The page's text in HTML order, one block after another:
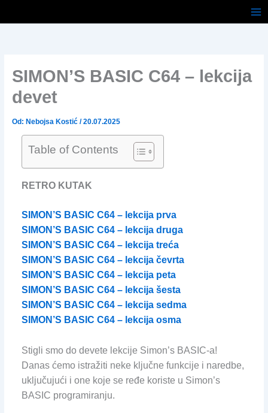
SIMON’S BASIC C64 – lekcija
devet
Od: Nebojsa Kostić /20.07.2025
Table of Contents
RETRO KUTAK
SIMON’S BASIC C64 – lekcija prva
SIMON’S BASIC C64 – lekcija druga
SIMON’S BASIC C64 – lekcija treća
SIMON’S BASIC C64 – lekcija čevrta
SIMON’S BASIC C64 – lekcija peta
SIMON’S BASIC C64 – lekcija šesta
SIMON’S BASIC C64 – lekcija sedma
SIMON’S BASIC C64 – lekcija osma
Stigli smo do devete lekcije Simon’s BASIC-a!
Danas ćemo istražiti neke ključne funkcije i naredbe,
uključujući i one koje se ređe koriste u Simon’s
BASIC programiranju.